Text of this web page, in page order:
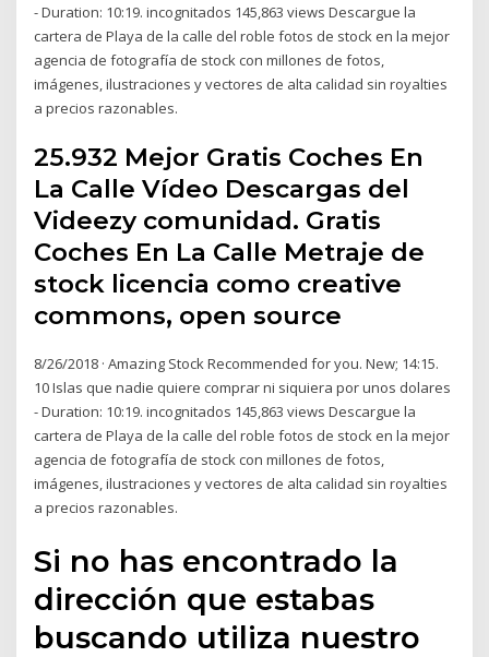
- Duration: 10:19. incognitados 145,863 views Descargue la
cartera de Playa de la calle del roble fotos de stock en la mejor
agencia de fotografía de stock con millones de fotos,
imágenes, ilustraciones y vectores de alta calidad sin royalties
a precios razonables.
25.932 Mejor Gratis Coches En
La Calle Vídeo Descargas del
Videezy comunidad. Gratis
Coches En La Calle Metraje de
stock licencia como creative
commons, open source
8/26/2018 · Amazing Stock Recommended for you. New; 14:15.
10 Islas que nadie quiere comprar ni siquiera por unos dolares
- Duration: 10:19. incognitados 145,863 views Descargue la
cartera de Playa de la calle del roble fotos de stock en la mejor
agencia de fotografía de stock con millones de fotos,
imágenes, ilustraciones y vectores de alta calidad sin royalties
a precios razonables.
Si no has encontrado la
dirección que estabas
buscando utiliza nuestro